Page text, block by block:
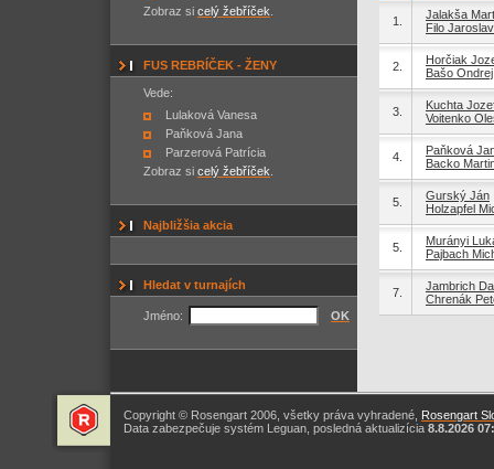
Zobraz si celý žebříček
FUS REBRÍČEK - ŽENY
Vede:
Lulaková Vanesa
Paňková Jana
Parzerová Patrícia
Zobraz si celý žebříček
Najbližšia akcia
Hledat v turnajích
Jméno: OK
1.
Jalakša
Filo Jaroslav
2.
Horčiak
Bašo Ondrej
3.
Kuchta
Voitenko
4.
Paňková
Backo
5.
Gurský Ján
Holzapfel
5.
Murányi
Pajbach
7.
Jambrich
Chrenák
Copyright © Rosengart 2006, všetky práva vyhradené, Rosengart
Data zabezpečuje systém Leguan, posledná aktualizícia 8.8.2026